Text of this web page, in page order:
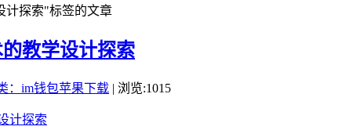
计探索"标签的文章
教学设计探索
：im钱包苹果下载 | 浏览:1015